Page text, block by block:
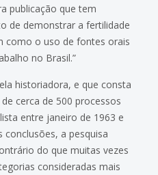
publicação que tem
de demonstrar a fertilidade
como o uso de fontes orais
no Brasil.”
historiadora, e que consta
cerca de 500 processos
entre janeiro de 1963 e
a pesquisa
do que muitas vezes
consideradas mais